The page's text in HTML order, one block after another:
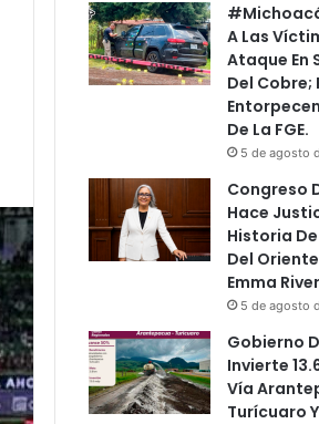
A Las
Ataque En
Del
De La FGE.
5 de agosto
Congreso
Hace
Historia
Del
Emma
5 de agosto
Gobierno
Invierte
Vía
Turícuaro